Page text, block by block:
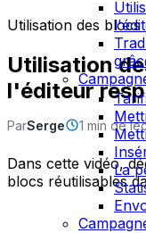
La
Utilisation des
Utilisation
l'éditeur
ParSerge 1 min de
Dans cette vidéo,
blocs réutilisables